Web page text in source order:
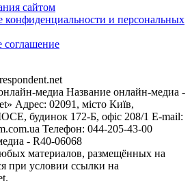
сайтом
конфиденциальности и персональных
соглашение
медиа Название онлайн-медиа -
Адрес: 02091, місто Київ,
будинок 172-Б, офіс 208/1 E-mail:
Телефон: 044-205-43-00
- R40-06068
материалов, размещённых на
при условии ссылки на